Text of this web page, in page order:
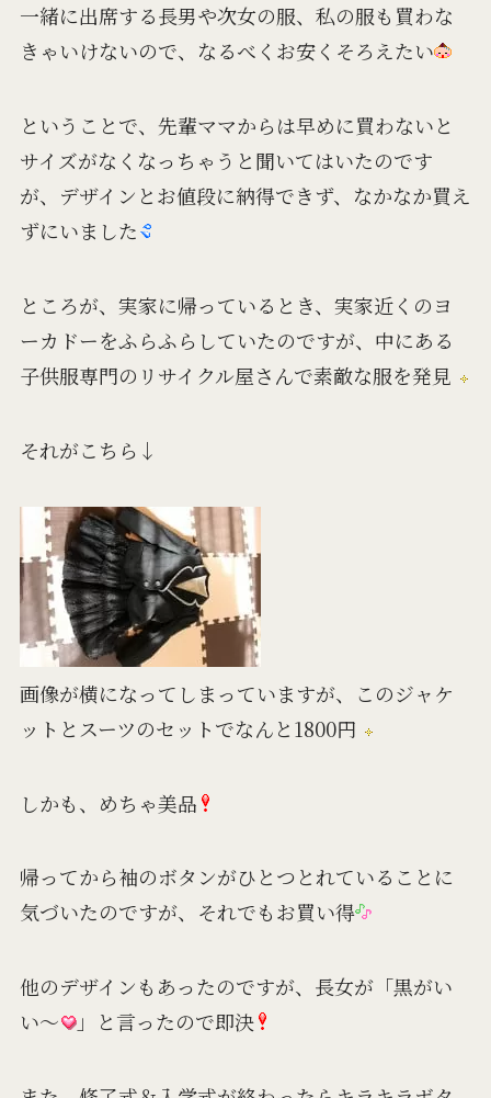
一緒に出席する長男や次女の服、私の服も買わな
きゃいけないので、なるべくお安くそろえたい
ということで、先輩ママからは早めに買わないと
サイズがなくなっちゃうと聞いてはいたのです
が、デザインとお値段に納得できず、なかなか買え
ずにいました
ところが、実家に帰っているとき、実家近くのヨ
ーカドーをふらふらしていたのですが、中にある
子供服専門のリサイクル屋さんで素敵な服を発見
それがこちら↓
画像が横になってしまっていますが、このジャケ
ットとスーツのセットでなんと1800円
しかも、めちゃ美品
帰ってから袖のボタンがひとつとれていることに
気づいたのですが、それでもお買い得
他のデザインもあったのですが、長女が「黒がい
い～
」と言ったので即決